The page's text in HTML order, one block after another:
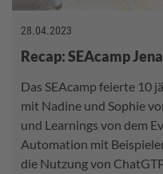
28.04.2023
Recap: SEAcamp
Das SEAcamp feierte 10
mit Nadine und Sophie
und Learnings von dem
Automation mit
die Nutzung von